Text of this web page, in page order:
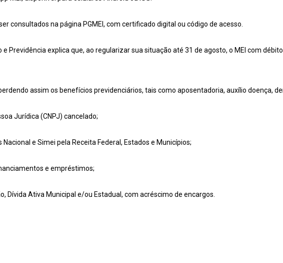
consultados na página PGMEI, com certificado digital ou código de acesso.
e Previdência explica que, ao regularizar sua situação até 31 de agosto, o MEI com
assim os benefícios previdenciários, tais como aposentadoria, auxílio doença,
Jurídica (CNPJ) cancelado;
e Simei pela Receita Federal, Estados e Municípios;
e empréstimos;
Dívida Ativa Municipal e/ou Estadual, com acréscimo de encargos.